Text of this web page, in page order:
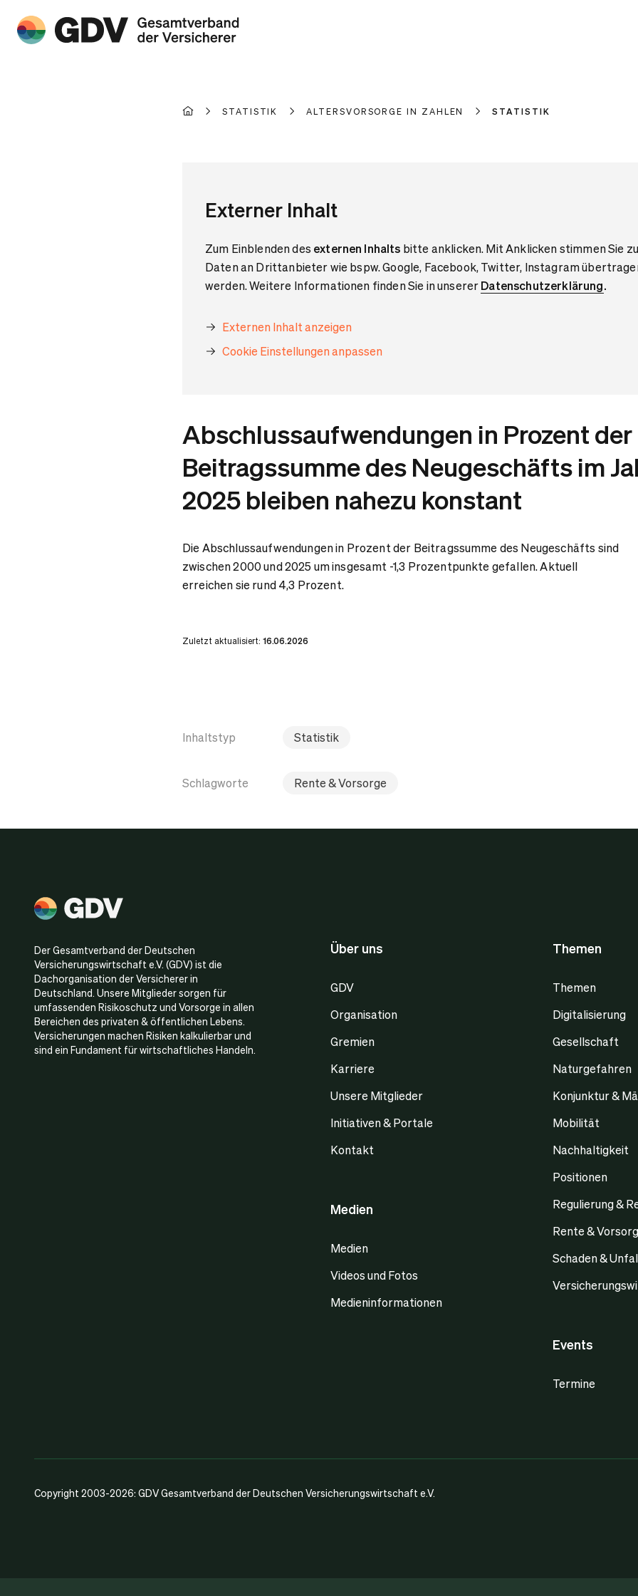
STATISTIK ALTERSVORSORGE IN ZAHLEN STATISTIK
Externer Inhalt
Zum Einblenden des externen Inhalts bitte anklicken. Mit Anklicken stimmen Sie
Daten an Drittanbieter wie bspw. Google, Facebook, Twitter, Instagram
werden. Weitere Informationen finden Sie in unsererDatenschutzerklärung.
Externen Inhalt anzeigen
Cookie Einstellungen anpassen
Abschlussaufwendungen in Prozent der
Beitragssumme des Neugeschäfts im
2025 bleiben nahezu konstant
Die Abschlussaufwendungen in Prozent der Beitragssumme des Neugeschäfts sind
zwischen 2000 und 2025 um insgesamt -1,3 Prozentpunkte gefallen. Aktuell
erreichen sie rund 4,3 Prozent.
Zuletzt aktualisiert: 16.06.2026
Inhaltstyp Statistik
Schlagworte Rente & Vorsorge
Der Gesamtverband der Deutschen
Versicherungswirtschaft e.V. (GDV) ist die
Dachorganisation der Versicherer in
Deutschland. Unsere Mitglieder sorgen für
umfassenden Risikoschutz und Vorsorge in allen
Bereichen des privaten & öffentlichen Lebens.
Versicherungen machen Risiken kalkulierbar und
sind ein Fundament für wirtschaftliches Handeln.
Über uns
GDV
Organisation
Gremien
Karriere
Unsere Mitglieder
Initiativen & Portale
Kontakt
Medien
Medien
Videos und Fotos
Medieninformationen
Themen
Themen
Digitalisierung
Gesellschaft
Naturgefahren
Konjunktur &
Mobilität
Nachhaltigkeit
Positionen
Regulierung &
Rente &
Schaden &
Events
Termine
Copyright 2003-2026: GDV Gesamtverband der Deutschen Versicherungswirtschaft e.V.